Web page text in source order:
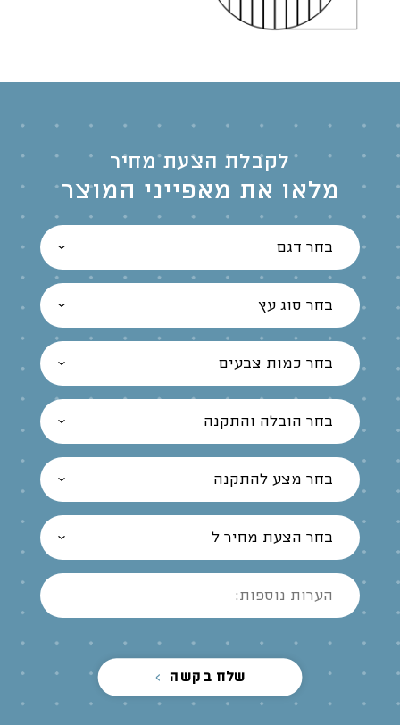
לקבלת הצעת מחיר
מלאו את מאפייני המוצר
בחר דגם
בחר סוג עץ
בחר כמות צבעים
בחר הובלה והתקנה
בחר מצע להתקנה
בחר הצעת מחיר ל
שלח בקשה